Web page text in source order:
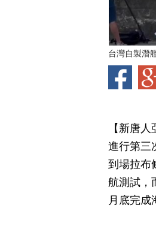
台灣自製潛
【新唐
進行第三
到場拉布
航測試，
月底完成